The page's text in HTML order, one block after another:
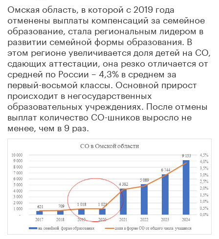
Омская область, в которой с 2019 года
отменены выплаты компенсаций за семейное
образование, стала региональным лидером в
развитии семейной формы образования. В
этом регионе увеличивается доля детей на СО,
сдающих аттестации, она резко отличается от
средней по России – 4,3% в среднем за
первый-восьмой классы. Основной прирост
происходит в негосударственных
образовательных учреждениях. После отмены
выплат количество СО-шников выросло не
менее, чем в 9 раз.